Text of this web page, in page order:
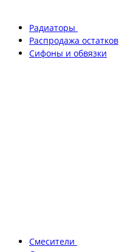
Радиаторы
Распродажа остатков
Сифоны и обвязки
Смесители